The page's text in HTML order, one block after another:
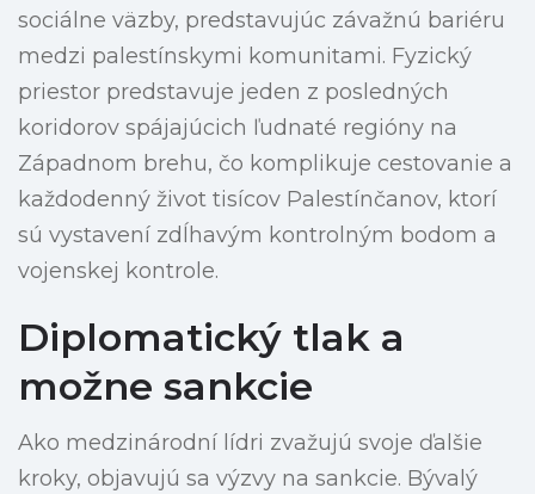
sociálne väzby, predstavujúc závažnú bariéru
medzi palestínskymi komunitami. Fyzický
priestor predstavuje jeden z posledných
koridorov spájajúcich ľudnaté regióny na
Západnom brehu, čo komplikuje cestovanie a
každodenný život tisícov Palestínčanov, ktorí
sú vystavení zdĺhavým kontrolným bodom a
vojenskej kontrole.
Diplomatický tlak a
možne sankcie
Ako medzinárodní lídri zvažujú svoje ďalšie
kroky, objavujú sa výzvy na sankcie. Bývalý